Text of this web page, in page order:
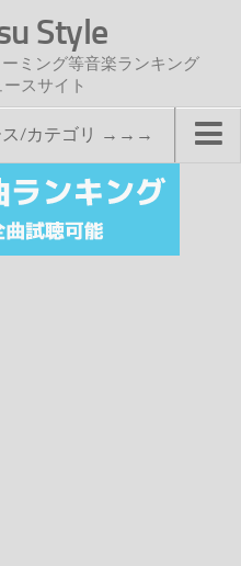
Style
ミング等音楽ランキング
スサイト
ス/カテゴリ →→→